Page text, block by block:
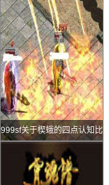
999sf关于楔蛾的四点认知比
挖麻痹戒指靠谱多了